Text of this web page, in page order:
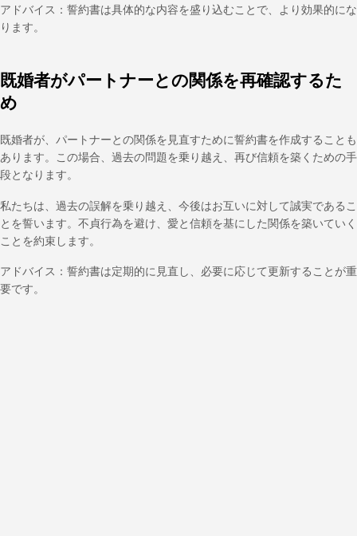
アドバイス：誓約書は具体的な内容を盛り込むことで、より効果的にな
ります。
既婚者がパートナーとの関係を再確認するた
め
既婚者が、パートナーとの関係を見直すために誓約書を作成することも
あります。この場合、過去の問題を乗り越え、再び信頼を築くための手
段となります。
私たちは、過去の誤解を乗り越え、今後はお互いに対して誠実であるこ
とを誓います。不貞行為を避け、愛と信頼を基にした関係を築いていく
ことを約束します。
アドバイス：誓約書は定期的に見直し、必要に応じて更新することが重
要です。